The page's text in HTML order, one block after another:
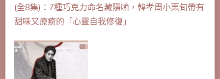
(全8集)：7種巧克力命名藏隱喻，韓孝周小栗旬帶有
甜味又療癒的「心靈自我修復」